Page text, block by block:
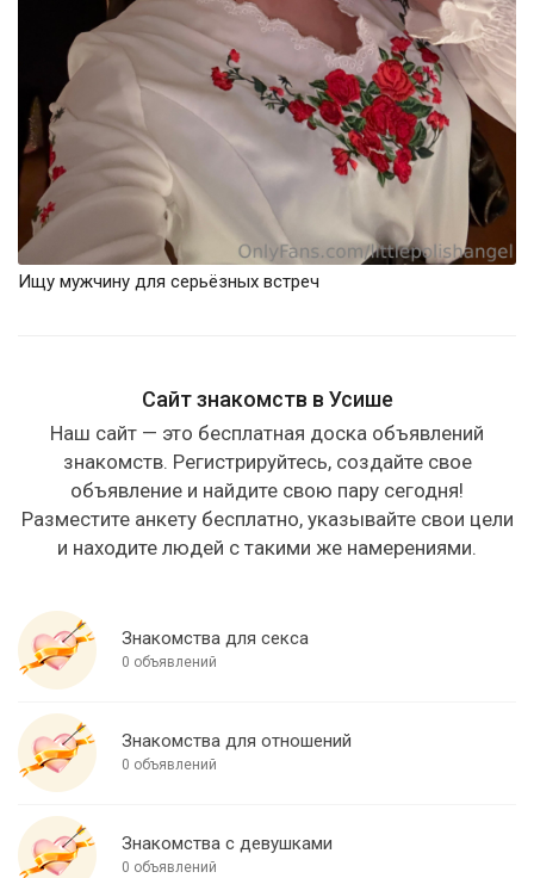
Ищу мужчину для серьёзных встреч
Сайт знакомств в Усише
Наш сайт — это бесплатная доска объявлений
знакомств. Регистрируйтесь, создайте свое
объявление и найдите свою пару сегодня!
Разместите анкету бесплатно, указывайте свои цели
и находите людей с такими же намерениями.
Знакомства для секса
0 объявлений
Знакомства для отношений
0 объявлений
Знакомства с девушками
0 объявлений